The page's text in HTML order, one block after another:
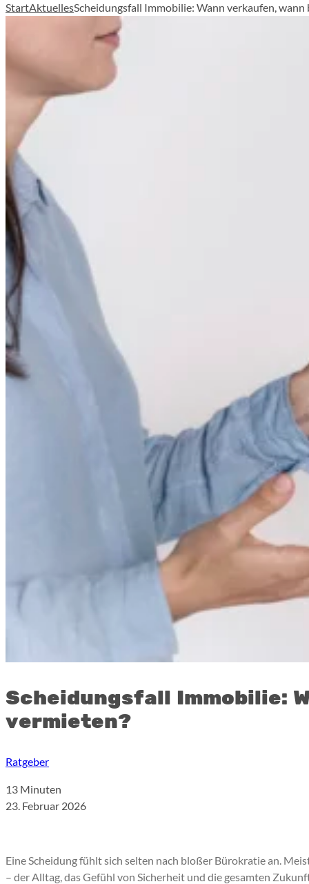
StartAktuellesScheidungsfall Immobilie: Wann verkaufen,
Scheidungsfall Immobilie:
vermieten?
Ratgeber
13 Minuten
23. Februar 2026
Eine Scheidung fühlt sich selten nach bloßer Bürokratie an.
– der Alltag, das Gefühl von Sicherheit und die gesamten